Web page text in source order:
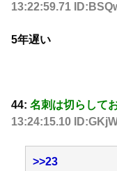
13:22:59.71
5年遅い
44: 名刺は切らして
13:24:15.10
>>23